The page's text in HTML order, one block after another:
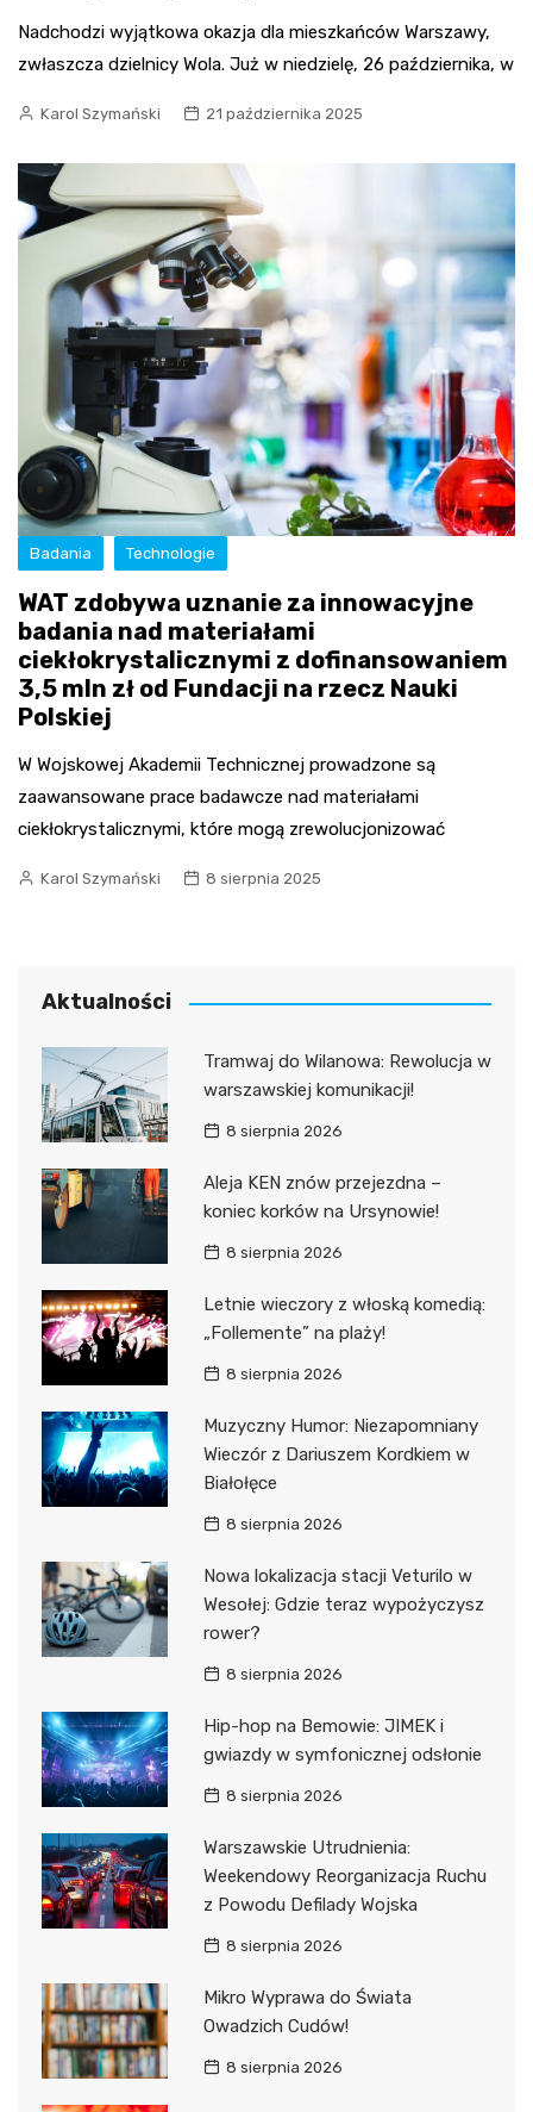
Nadchodzi wyjątkowa okazja dla mieszkańców Warszawy,
zwłaszcza dzielnicy Wola. Już w niedzielę, 26 października, w
Karol Szymański 21 października 2025
Badania Technologie
WAT zdobywa uznanie za innowacyjne
badania nad materiałami
ciekłokrystalicznymi z dofinansowaniem
3,5 mln zł od Fundacji na rzecz Nauki
Polskiej
W Wojskowej Akademii Technicznej prowadzone są
zaawansowane prace badawcze nad materiałami
ciekłokrystalicznymi, które mogą zrewolucjonizować
Karol Szymański 8 sierpnia 2025
Aktualności
Tramwaj do Wilanowa: Rewolucja w
warszawskiej komunikacji!
8 sierpnia 2026
Aleja KEN znów przejezdna –
koniec korków na Ursynowie!
8 sierpnia 2026
Letnie wieczory z włoską komedią:
„Follemente” na plaży!
8 sierpnia 2026
Muzyczny Humor: Niezapomniany
Wieczór z Dariuszem Kordkiem w
Białołęce
8 sierpnia 2026
Nowa lokalizacja stacji Veturilo w
Wesołej: Gdzie teraz wypożyczysz
rower?
8 sierpnia 2026
Hip-hop na Bemowie: JIMEK i
gwiazdy w symfonicznej odsłonie
8 sierpnia 2026
Warszawskie Utrudnienia:
Weekendowy Reorganizacja Ruchu
z Powodu Defilady Wojska
8 sierpnia 2026
Mikro Wyprawa do Świata
Owadzich Cudów!
8 sierpnia 2026